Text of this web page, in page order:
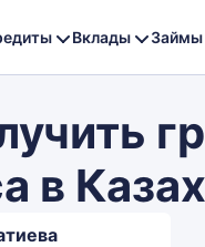
Вклады Займы
в